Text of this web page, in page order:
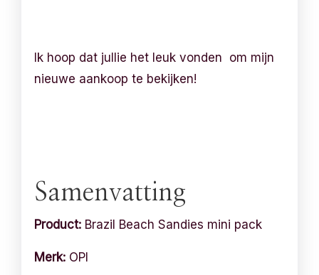
Ik hoop dat jullie het leuk vonden om mijn
nieuwe aankoop te bekijken!
Samenvatting
Product: Brazil Beach Sandies mini pack
Merk: OPI